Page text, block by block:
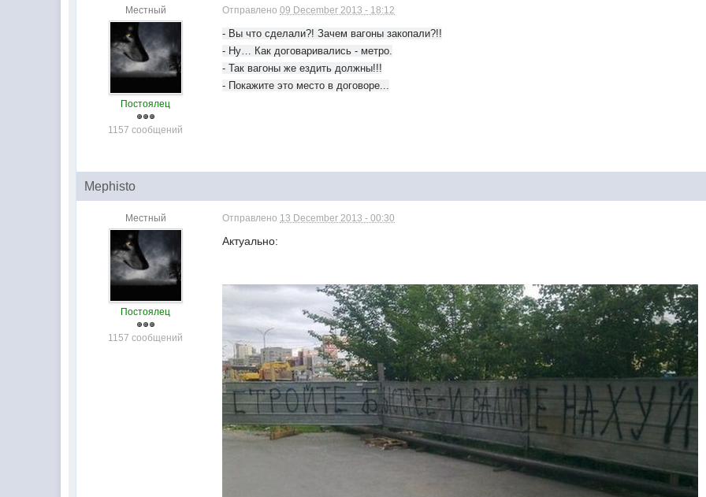
Местный
Постоялец
1157 сообщений
Отправлено09 December 2013 - 18:12
- Вы что сделали?! Зачем вагоны закопали?!!
- Ну… Как договаривались - метро.
- Так вагоны же ездить должны!!!
- Покажите это место в договоре...
Mephisto
Местный
Постоялец
1157 сообщений
Отправлено 13 December 2013 - 00:30
Актуально: